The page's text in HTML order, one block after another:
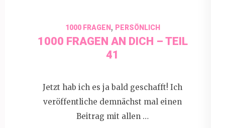
1000 FRAGEN, PERSÖNLICH
1000 FRAGEN AN DICH – TEIL
41
Jetzt hab ich es ja bald geschafft! Ich
veröffentliche demnächst mal einen
Beitrag mit allen …